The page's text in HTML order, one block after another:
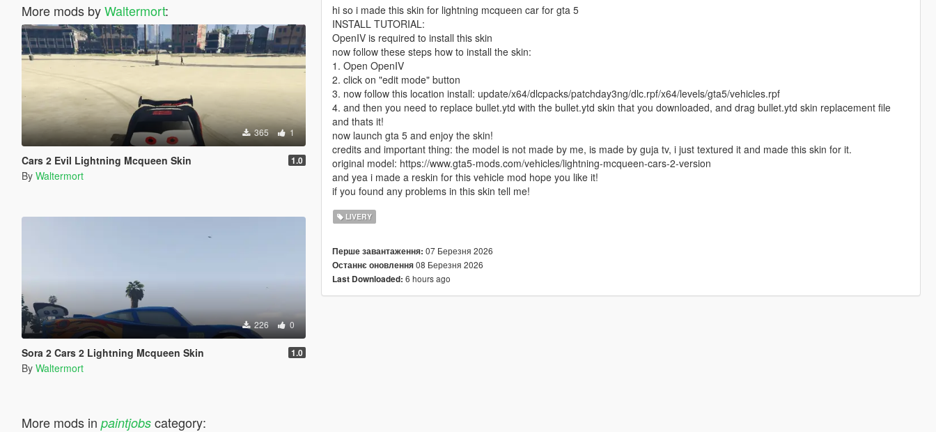
More mods byWaltermort:
365 1
Cars 2 Evil Lightning Mcqueen Skin 1.0
By Waltermort
226 0
Sora 2 Cars 2 Lightning Mcqueen Skin 1.0
By Waltermort
More mods in paintjobscategory:
hi so i made this skin for lightning mcqueen car for gta 5
INSTALL TUTORIAL:
OpenIV is required to install this skin
now follow these steps how to install the skin:
1. Open OpenIV
2. click on "edit mode" button
3. now follow this location install: update/x64/dlcpacks/patchday3ng/dlc.rpf/x64/levels/gta5/vehicles.rpf
4. and then you need to replace bullet.ytd with the bullet.ytd skin that you downloaded, and drag bullet.ytd skin replacement file
and thats it!
now launch gta 5 and enjoy the skin!
credits and important thing: the model is not made by me, is made by guja tv, i just textured it and made this skin for it.
original model: https://www.gta5-mods.com/vehicles/lightning-mcqueen-cars-2-version
and yea i made a reskin for this vehicle mod hope you like it!
if you found any problems in this skin tell me!
LIVERY
Перше завантаження: 07 Березня 2026
Останнє оновлення08 Березня 2026
Last Downloaded: 6 hours ago